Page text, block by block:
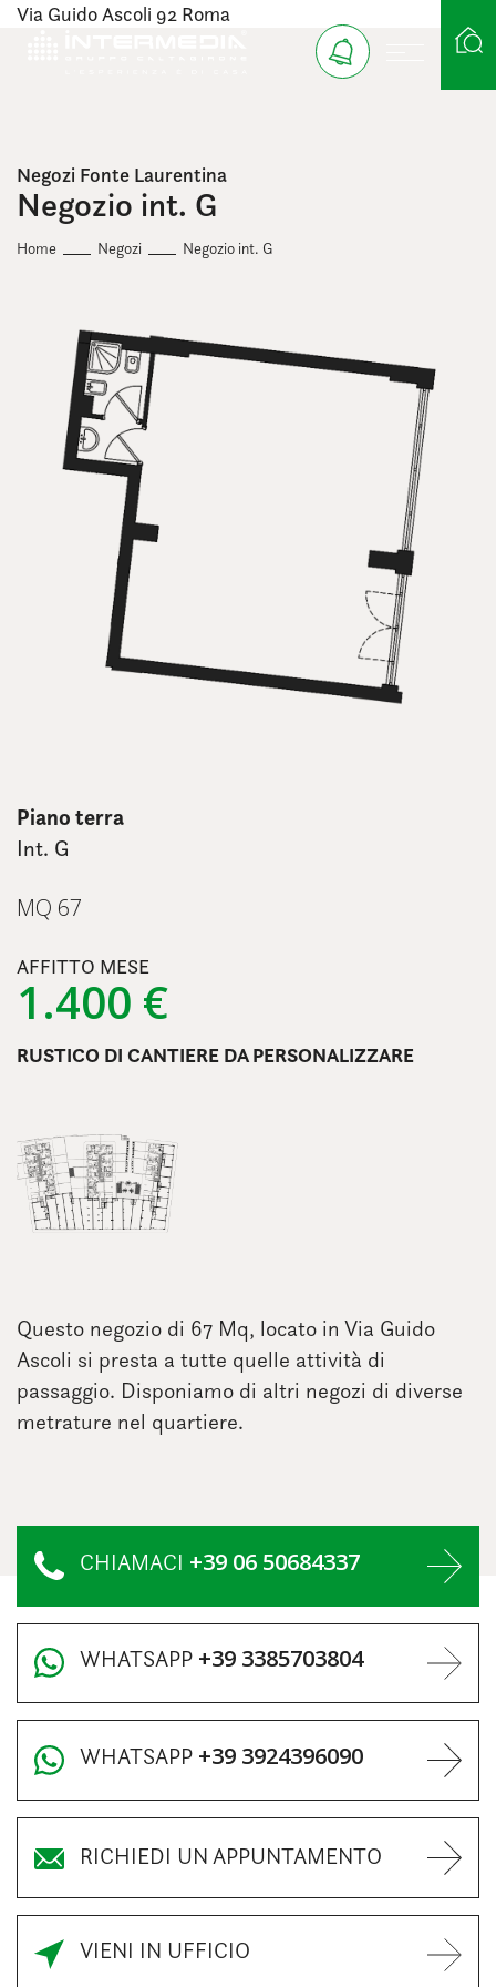
Via Guido Ascoli 92 Roma
Negozi Fonte Laurentina
Negozio int. G
Home Negozi Negozio int. G
Piano terra
Int. G
MQ 67
AFFITTO MESE
1.400 €
RUSTICO DI CANTIERE DA PERSONALIZZARE
Questo negozio di 67 Mq, locato in Via Guido
Ascoli si presta a tutte quelle attività di
passaggio. Disponiamo di altri negozi di diverse
metrature nel quartiere.
CHIAMACI +39 06 50684337
WHATSAPP +39 3385703804
WHATSAPP +39 3924396090
RICHIEDI UN APPUNTAMENTO
VIENI IN UFFICIO